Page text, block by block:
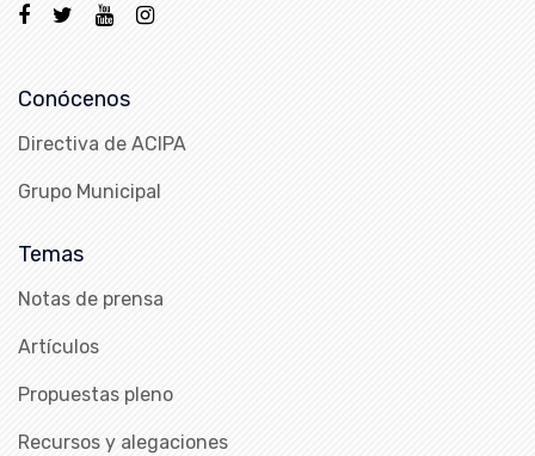
Conócenos
Directiva de ACIPA
Grupo Municipal
Temas
Notas de prensa
Artículos
Propuestas pleno
Recursos y alegaciones